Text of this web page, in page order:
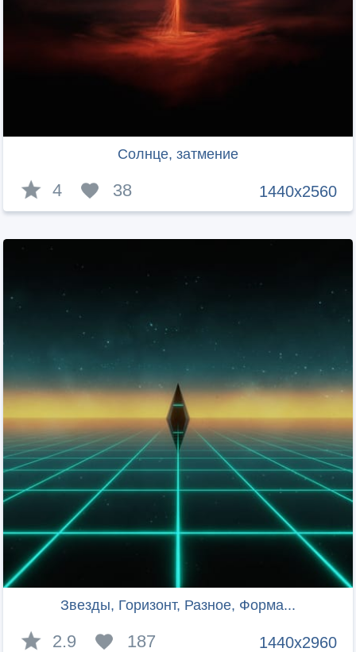
Солнце, затмение
1440x2560
4 38
Звезды, Горизонт, Разное, Форма...
1440x2960
2.9 187